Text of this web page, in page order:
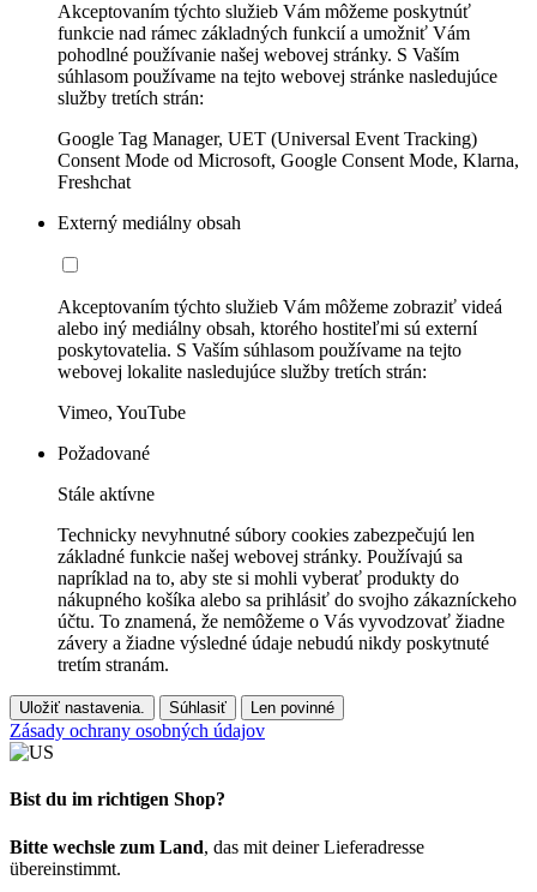
Akceptovaním týchto služieb Vám môžeme poskytnúť
funkcie nad rámec základných funkcií a umožniť Vám
pohodlné používanie našej webovej stránky. S Vaším
súhlasom používame na tejto webovej stránke nasledujúce
služby tretích strán:
Google Tag Manager, UET (Universal Event Tracking)
Consent Mode od Microsoft, Google Consent Mode, Klarna,
Freshchat
Externý mediálny obsah
Akceptovaním týchto služieb Vám môžeme zobraziť videá
alebo iný mediálny obsah, ktorého hostiteľmi sú externí
poskytovatelia. S Vaším súhlasom používame na tejto
webovej lokalite nasledujúce služby tretích strán:
Vimeo, YouTube
Požadované
Stále aktívne
Technicky nevyhnutné súbory cookies zabezpečujú len
základné funkcie našej webovej stránky. Používajú sa
napríklad na to, aby ste si mohli vyberať produkty do
nákupného košíka alebo sa prihlásiť do svojho zákazníckeho
účtu. To znamená, že nemôžeme o Vás vyvodzovať žiadne
závery a žiadne výsledné údaje nebudú nikdy poskytnuté
tretím stranám.
Uložiť nastavenia. Súhlasiť Len povinné
Zásady ochrany osobných údajov
Bist du im richtigen Shop?
Bitte wechsle zum Land, das mit deiner Lieferadresse
übereinstimmt.